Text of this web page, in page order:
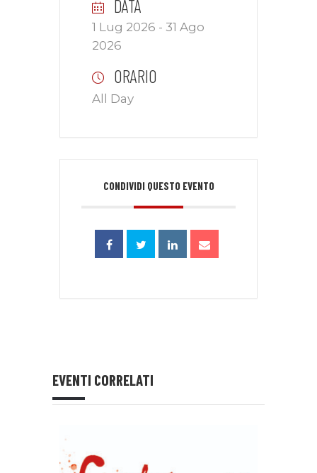
DATA
1 Lug 2026 - 31 Ago
2026
ORARIO
All Day
CONDIVIDI QUESTO EVENTO
EVENTI CORRELATI